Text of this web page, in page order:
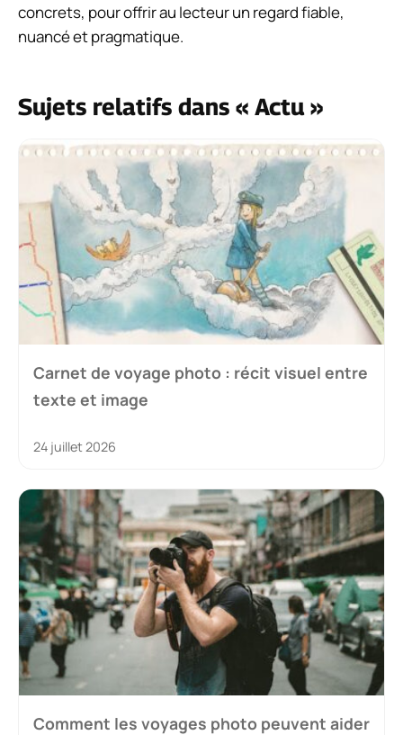
concrets, pour offrir au lecteur un regard fiable,
nuancé et pragmatique.
Sujets relatifs dans « Actu »
Carnet de voyage photo : récit visuel entre
texte et image
24 juillet 2026
Comment les voyages photo peuvent aider